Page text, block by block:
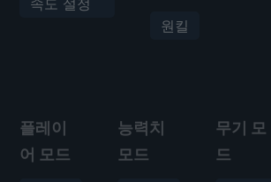
원킬
플레이
어 모드
능력치
모드
무기 모
드